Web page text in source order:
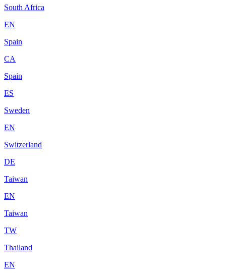
South Africa
EN
Spain
CA
Spain
ES
Sweden
EN
Switzerland
DE
Taiwan
EN
Taiwan
TW
Thailand
EN